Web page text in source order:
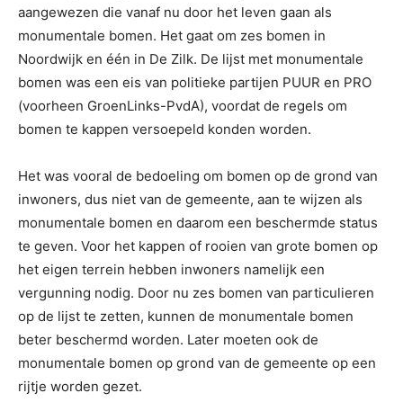
aangewezen die vanaf nu door het leven gaan als
monumentale bomen. Het gaat om zes bomen in
Noordwijk en één in De Zilk. De lijst met monumentale
bomen was een eis van politieke partijen PUUR en PRO
(voorheen GroenLinks-PvdA), voordat de regels om
bomen te kappen versoepeld konden worden.
Het was vooral de bedoeling om bomen op de grond van
inwoners, dus niet van de gemeente, aan te wijzen als
monumentale bomen en daarom een beschermde status
te geven. Voor het kappen of rooien van grote bomen op
het eigen terrein hebben inwoners namelijk een
vergunning nodig. Door nu zes bomen van particulieren
op de lijst te zetten, kunnen de monumentale bomen
beter beschermd worden. Later moeten ook de
monumentale bomen op grond van de gemeente op een
rijtje worden gezet.